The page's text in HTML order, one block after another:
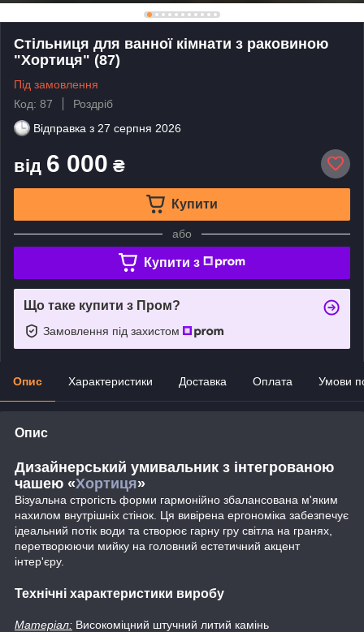
Стільниця для ванної кімнати з раковиною
"Хортиця" (87)
Під замовлення
Код: 87
Роздріб
Відправка з 27 серпня 2026
від 6 000 ₴
Купити
або
Купити з
Що таке купити з Пром?
Замовлення під захистом
Опис Характеристики Доставка Оплата Умови
Опис
Дизайнерський умивальник з інтегрованою
чашею «Хортиця»
Візуальна строгість форми гармонійно збалансована м'яким
нахилом внутрішніх стінок. Ця вивірена ергономіка забезпечує
ідеальний потік води та створює гарну гру світла на гранях,
перетворюючи мийку на головний естетичний акцент
інтер'єру.
Технічні характеристики виробу
Матеріал: Високоміцний штучний литий камінь